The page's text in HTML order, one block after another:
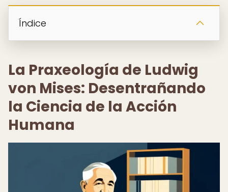
Índice
La Praxeología de Ludwig
von Mises: Desentrañando
la Ciencia de la Acción
Humana